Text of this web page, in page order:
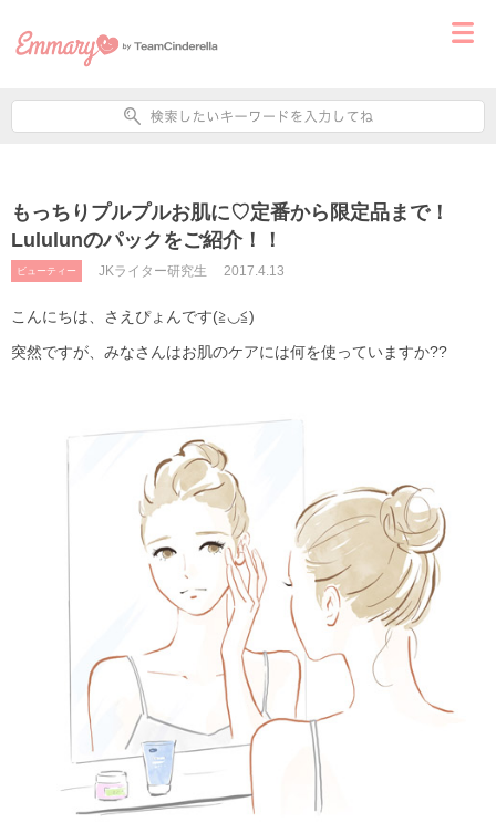
もっちりプルプルお肌に♡定番から限定品まで！
Lululunのパックをご紹介！！
ビューティー JKライター研究生 2017.4.13
こんにちは、さえぴょんです(≧◡≦)
突然ですが、みなさんはお肌のケアには何を使っていますか??